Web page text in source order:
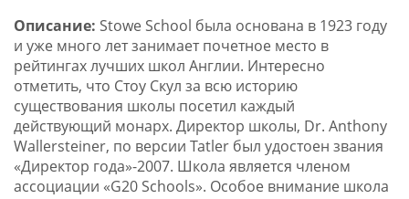
Описание: Stowe School была основана в 1923 году
и уже много лет занимает почетное место в
рейтингах лучших школ Англии. Интересно
отметить, что Стоу Скул за всю историю
существования школы посетил каждый
действующий монарх. Директор школы, Dr. Anthony
Wallersteiner, по версии Tatler был удостоен звания
«Директор года»-2007. Школа является членом
ассоциации «G20 Schools». Особое внимание школа